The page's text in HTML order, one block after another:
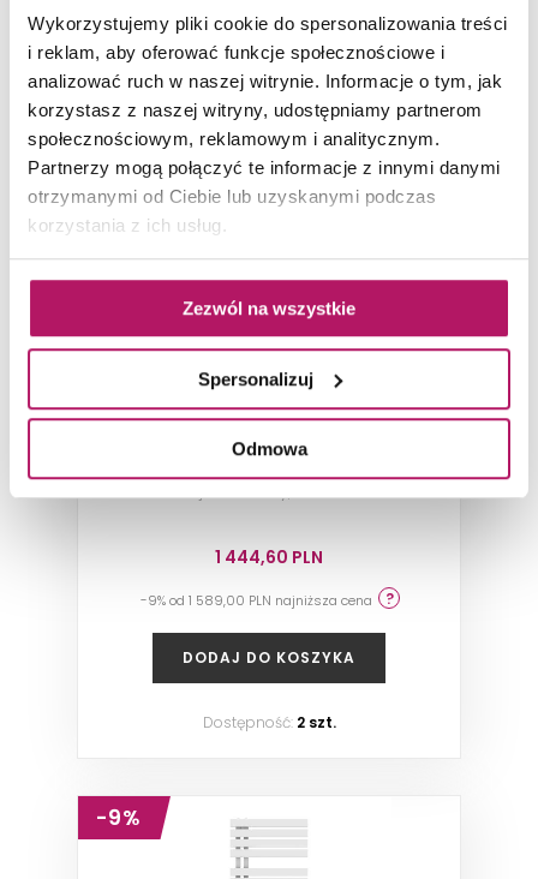
Wykorzystujemy pliki cookie do spersonalizowania treści
i reklam, aby oferować funkcje społecznościowe i
analizować ruch w naszej witrynie. Informacje o tym, jak
korzystasz z naszej witryny, udostępniamy partnerom
społecznościowym, reklamowym i analitycznym.
Partnerzy mogą połączyć te informacje z innymi danymi
otrzymanymi od Ciebie lub uzyskanymi podczas
korzystania z ich usług.
Zezwól na wszystkie
Spersonalizuj
Odmowa
ZOBACZ PRODUKT
Dostępność:na zamówienie
-9%
IO Tivo-50/120 C12
1 444,60 PLN
-9% od 1 589,00 PLN najniższa cena
DODAJ DO KOSZYKA
Dostępność: 2 szt.
-9%